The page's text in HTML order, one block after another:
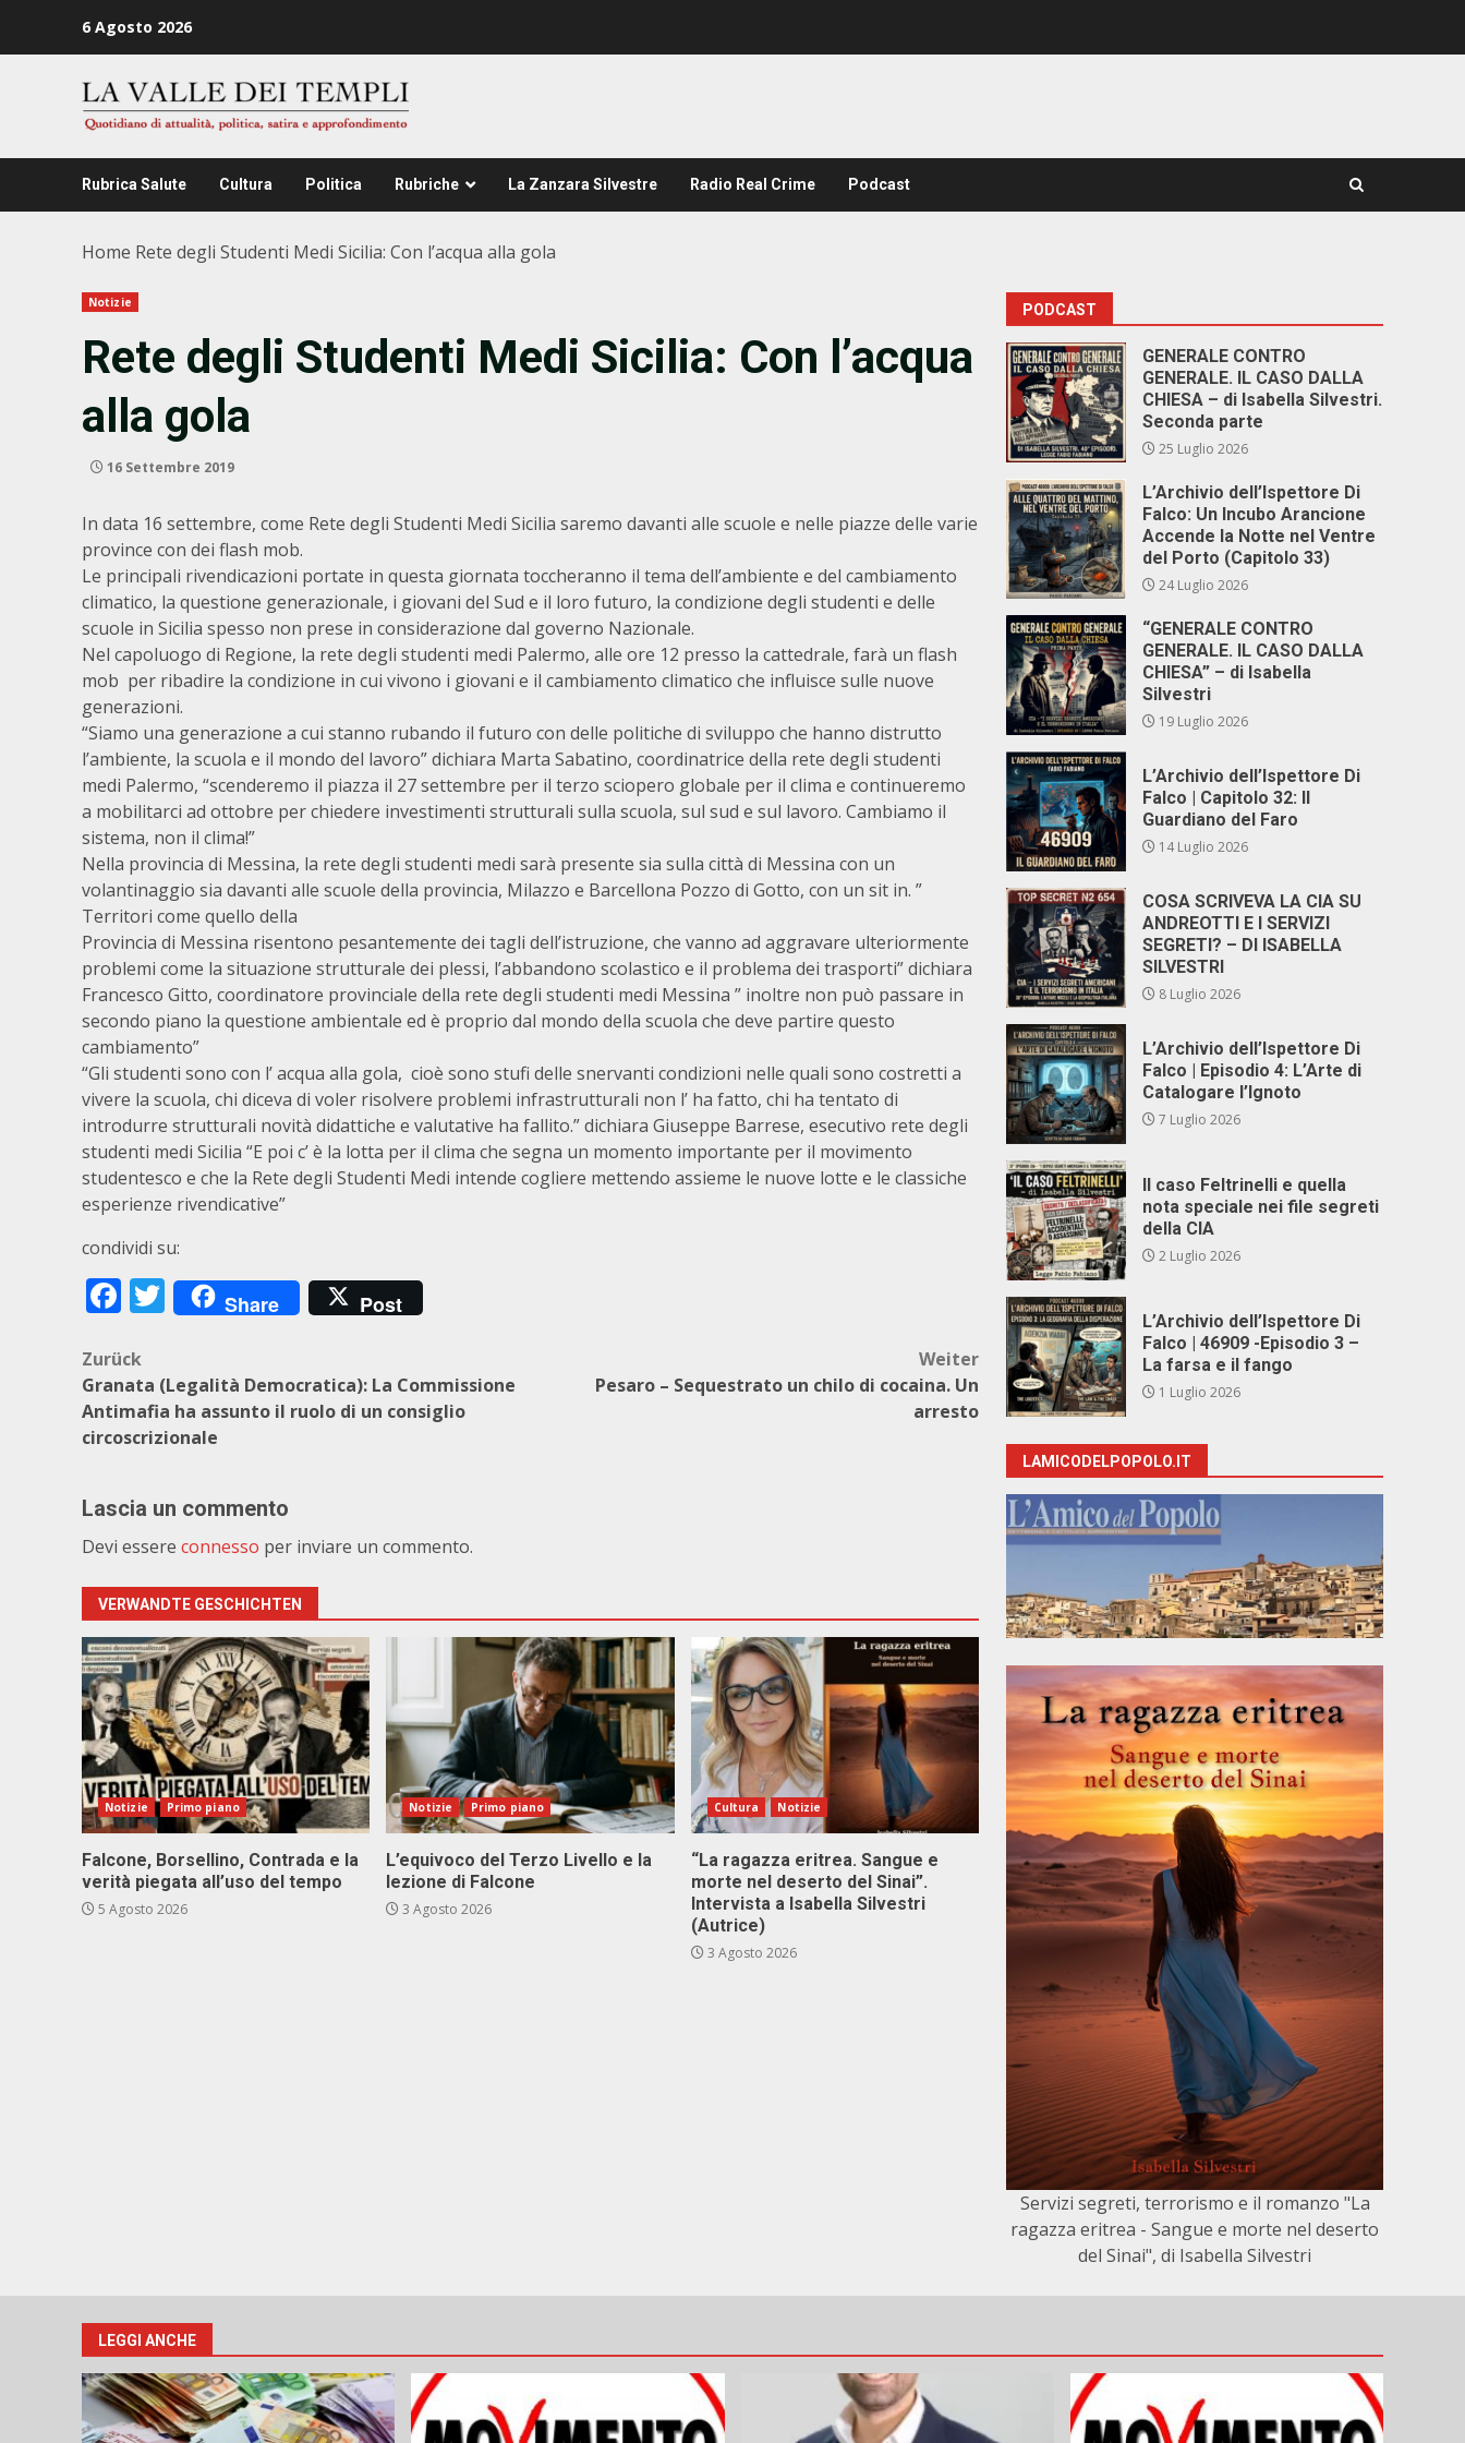
6 Agosto 2026
Rubrica Salute Cultura Politica Rubriche La Zanzara Silvestre Radio Real Crime Podcast
Home Rete degli Studenti Medi Sicilia: Con l’acqua alla gola
Notizie
Rete degli Studenti Medi Sicilia: Con l’acqua
alla gola
16 Settembre 2019
In data 16 settembre, come Rete degli Studenti Medi Sicilia saremo davanti alle scuole e nelle piazze delle varie
province con dei flash mob.
Le principali rivendicazioni portate in questa giornata toccheranno il tema dell’ambiente e del cambiamento
climatico, la questione generazionale, i giovani del Sud e il loro futuro, la condizione degli studenti e delle
scuole in Sicilia spesso non prese in considerazione dal governo Nazionale.
Nel capoluogo di Regione, la rete degli studenti medi Palermo, alle ore 12 presso la cattedrale, farà un flash
mob per ribadire la condizione in cui vivono i giovani e il cambiamento climatico che influisce sulle nuove
generazioni.
“Siamo una generazione a cui stanno rubando il futuro con delle politiche di sviluppo che hanno distrutto
l’ambiente, la scuola e il mondo del lavoro” dichiara Marta Sabatino, coordinatrice della rete degli studenti
medi Palermo, “scenderemo il piazza il 27 settembre per il terzo sciopero globale per il clima e continueremo
a mobilitarci ad ottobre per chiedere investimenti strutturali sulla scuola, sul sud e sul lavoro. Cambiamo il
sistema, non il clima!”
Nella provincia di Messina, la rete degli studenti medi sarà presente sia sulla città di Messina con un
volantinaggio sia davanti alle scuole della provincia, Milazzo e Barcellona Pozzo di Gotto, con un sit in. ”
Territori come quello della
Provincia di Messina risentono pesantemente dei tagli dell’istruzione, che vanno ad aggravare ulteriormente
problemi come la situazione strutturale dei plessi, l’abbandono scolastico e il problema dei trasporti” dichiara
Francesco Gitto, coordinatore provinciale della rete degli studenti medi Messina ” inoltre non può passare in
secondo piano la questione ambientale ed è proprio dal mondo della scuola che deve partire questo
cambiamento”
“Gli studenti sono con l’ acqua alla gola, cioè sono stufi delle snervanti condizioni nelle quali sono costretti a
vivere la scuola, chi diceva di voler risolvere problemi infrastrutturali non l’ ha fatto, chi ha tentato di
introdurre strutturali novità didattiche e valutative ha fallito.” dichiara Giuseppe Barrese, esecutivo rete degli
studenti medi Sicilia “E poi c’ è la lotta per il clima che segna un momento importante per il movimento
studentesco e che la Rete degli Studenti Medi intende cogliere mettendo assieme le nuove lotte e le classiche
esperienze rivendicative”
condividi su:
Facebook
Twitter
Share Post
Beitragsnavigation
Zurück
Granata (Legalità Democratica): La Commissione
Antimafia ha assunto il ruolo di un consiglio
circoscrizionale
Weiter
Pesaro – Sequestrato un chilo di cocaina. Un
arresto
Lascia un commento
Devi essere connesso per inviare un commento.
VERWANDTE GESCHICHTEN
Notizie Primo piano
Falcone, Borsellino, Contrada e la
verità piegata all’uso del tempo
5 Agosto 2026
Notizie Primo piano
L’equivoco del Terzo Livello e la
lezione di Falcone
3 Agosto 2026
Cultura Notizie
“La ragazza eritrea. Sangue e
morte nel deserto del Sinai”.
Intervista a Isabella Silvestri
(Autrice)
3 Agosto 2026
PODCAST
GENERALE CONTRO
GENERALE. IL CASO DALLA
CHIESA – di Isabella Silvestri.
Seconda parte
25 Luglio 2026
L’Archivio dell’Ispettore Di
Falco: Un Incubo Arancione
Accende la Notte nel Ventre
del Porto (Capitolo 33)
24 Luglio 2026
“GENERALE CONTRO
GENERALE. IL CASO DALLA
CHIESA” – di Isabella
Silvestri
19 Luglio 2026
L’Archivio dell’Ispettore Di
Falco | Capitolo 32: Il
Guardiano del Faro
14 Luglio 2026
COSA SCRIVEVA LA CIA SU
ANDREOTTI E I SERVIZI
SEGRETI? – DI ISABELLA
SILVESTRI
8 Luglio 2026
L’Archivio dell’Ispettore Di
Falco | Episodio 4: L’Arte di
Catalogare l’Ignoto
7 Luglio 2026
Il caso Feltrinelli e quella
nota speciale nei file segreti
della CIA
2 Luglio 2026
L’Archivio dell’Ispettore Di
Falco | 46909 -Episodio 3 –
La farsa e il fango
1 Luglio 2026
LAMICODELPOPOLO.IT
Servizi segreti, terrorismo e il romanzo "La
ragazza eritrea - Sangue e morte nel deserto
del Sinai", di Isabella Silvestri
LEGGI ANCHE